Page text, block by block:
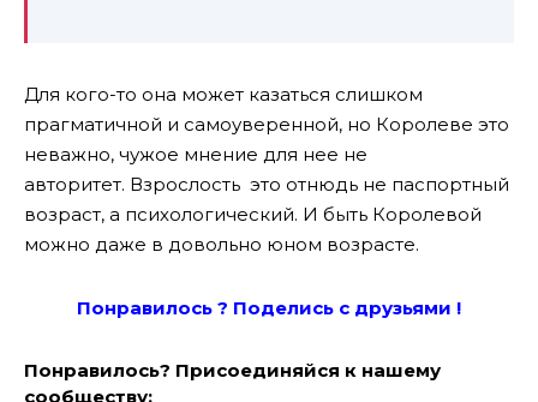
Для кого-то она может казаться слишком
прагматичной и самоуверенной, но Королеве это
неважно, чужое мнение для нее не
авторитет. Взрослость это отнюдь не паспортный
возраст, а психологический. И быть Королевой
можно даже в довольно юном возрасте.
Понравилось ? Поделись с друзьями !
Понравилось? Присоединяйся к нашему
сообществу: